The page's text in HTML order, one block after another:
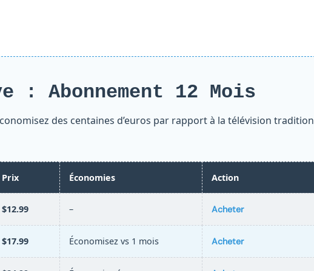
: Abonnement 12 Mois
des centaines d’euros par rapport à la télévision
Prix Économies Action
$12.99 – Acheter
$17.99 Économisez vs 1 mois Acheter